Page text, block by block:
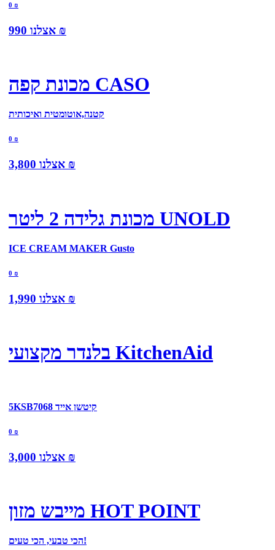
0 ₪
אצלנו 990 ₪
מכונת קפה CASO
קטנה,אוטומטית ואיכותית
0 ₪
אצלנו 3,800 ₪
מכונת גלידה 2 ליטר UNOLD
ICE CREAM MAKER Gusto
0 ₪
אצלנו 1,990 ₪
בלנדר מקצועי KitchenAid
5KSB7068 קיטשן אייד
0 ₪
אצלנו 3,000 ₪
מייבש מזון HOT POINT
הכי טבעי, הכי טעים!